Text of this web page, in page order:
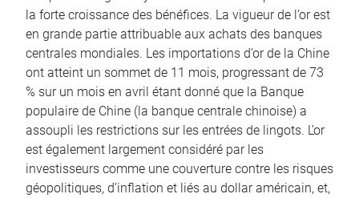
la forte croissance des bénéfices. La vigueur de l’or est
en grande partie attribuable aux achats des banques
centrales mondiales. Les importations d’or de la Chine
ont atteint un sommet de 11 mois, progressant de 73
% sur un mois en avril étant donné que la Banque
populaire de Chine (la banque centrale chinoise) a
assoupli les restrictions sur les entrées de lingots. L’or
est également largement considéré par les
investisseurs comme une couverture contre les risques
géopolitiques, d’inflation et liés au dollar américain, et,